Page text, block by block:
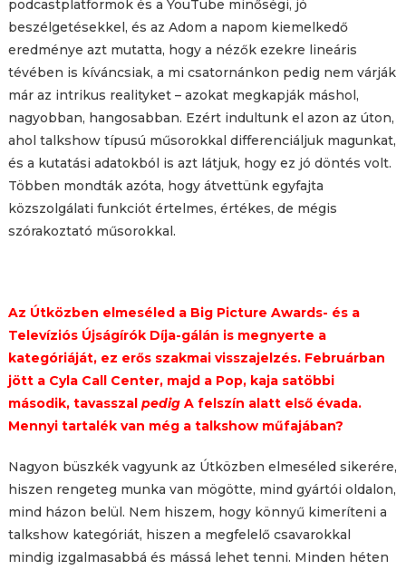
podcastplatformok és a YouTube minőségi, jó
beszélgetésekkel, és az Adom a napom kiemelkedő
eredménye azt mutatta, hogy a nézők ezekre lineáris
tévében is kíváncsiak, a mi csatornánkon pedig nem várják
már az intrikus realityket – azokat megkapják máshol,
nagyobban, hangosabban. Ezért indultunk el azon az úton,
ahol talkshow típusú műsorokkal differenciáljuk magunkat,
és a kutatási adatokból is azt látjuk, hogy ez jó döntés volt.
Többen mondták azóta, hogy átvettünk egyfajta
közszolgálati funkciót értelmes, értékes, de mégis
szórakoztató műsorokkal.
Az Útközben elmeséled a Big Picture Awards- és a
Televíziós Újságírók Díja-gálán is megnyerte a
kategóriáját, ez erős szakmai visszajelzés. Februárban
jött a Cyla Call Center, majd a Pop, kaja satöbbi
második, tavasszal pedig A felszín alatt első évada.
Mennyi tartalék van még a talkshow műfajában?
Nagyon büszkék vagyunk az Útközben elmeséled sikerére,
hiszen rengeteg munka van mögötte, mind gyártói oldalon,
mind házon belül. Nem hiszem, hogy könnyű kimeríteni a
talkshow kategóriát, hiszen a megfelelő csavarokkal
mindig izgalmasabbá és mássá lehet tenni. Minden héten